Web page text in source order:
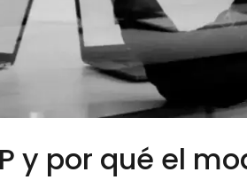
y por qué el